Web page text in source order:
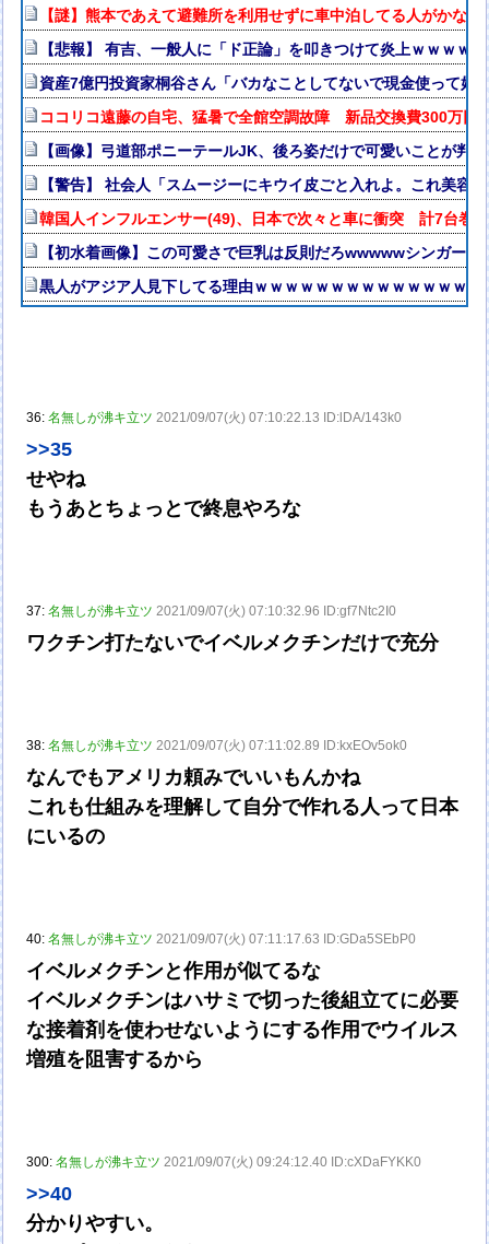
【謎】熊本であえて避難所を利用せずに車中泊してる人がかなり
【悲報】 有吉、一般人に「ド正論」を叩きつけて炎上ｗｗｗｗ
資産7億円投資家桐谷さん「バカなことしてないで現金使って好
ココリコ遠藤の自宅、猛暑で全館空調故障 新品交換費300万
【画像】弓道部ポニーテールJK、後ろ姿だけで可愛いことが判
【警告】 社会人「スムージーにキウイ皮ごと入れよ。これ美
韓国人インフルエンサー(49)、日本で次々と車に衝突 計7台巻
【初水着画像】この可愛さで巨乳は反則だろwwwwwシンガー
黒人がアジア人見下してる理由ｗｗｗｗｗｗｗｗｗｗｗｗｗｗｗ
36:名無しが沸キ立ツ 2021/09/07(火) 07:10:22.13 ID:lDA/143k0
>>35
せやね
もうあとちょっとで終息やろな
37:名無しが沸キ立ツ 2021/09/07(火) 07:10:32.96 ID:gf7Ntc2I0
ワクチン打たないでイベルメクチンだけで充分
38:名無しが沸キ立ツ 2021/09/07(火) 07:11:02.89 ID:kxEOv5ok0
なんでもアメリカ頼みでいいもんかね
これも仕組みを理解して自分で作れる人って日本
にいるの
40:名無しが沸キ立ツ 2021/09/07(火) 07:11:17.63 ID:GDa5SEbP0
イベルメクチンと作用が似てるな
イベルメクチンはハサミで切った後組立てに必要
な接着剤を使わせないようにする作用でウイルス
増殖を阻害するから
300:名無しが沸キ立ツ 2021/09/07(火) 09:24:12.40 ID:cXDaFYKK0
>>40
分かりやすい。